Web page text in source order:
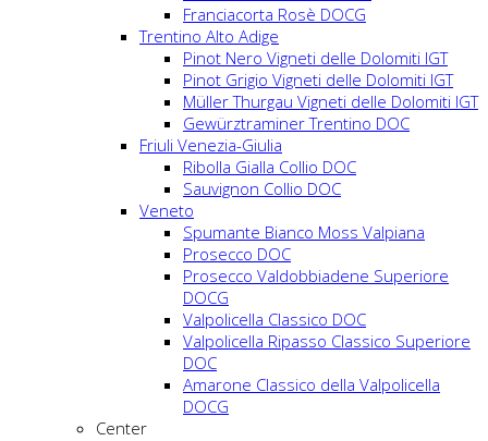
Franciacorta Rosè DOCG
Trentino Alto Adige
Pinot Nero Vigneti delle Dolomiti IGT
Pinot Grigio Vigneti delle Dolomiti IGT
Müller Thurgau Vigneti delle Dolomiti IGT
Gewürztraminer Trentino DOC
Friuli Venezia-Giulia
Ribolla Gialla Collio DOC
Sauvignon Collio DOC
Veneto
Spumante Bianco Moss Valpiana
Prosecco DOC
Prosecco Valdobbiadene Superiore
DOCG
Valpolicella Classico DOC
Valpolicella Ripasso Classico Superiore
DOC
Amarone Classico della Valpolicella
DOCG
Center